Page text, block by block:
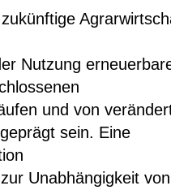
Nutzung
und von
sein. Eine
Unabhängigkeit von